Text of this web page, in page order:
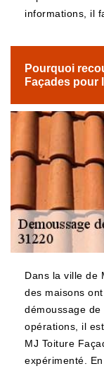
informations, il
Pourquoi
Façades pour
Dans la ville de
des maisons
démoussage
opérations, il
MJ Toiture
expérimenté.